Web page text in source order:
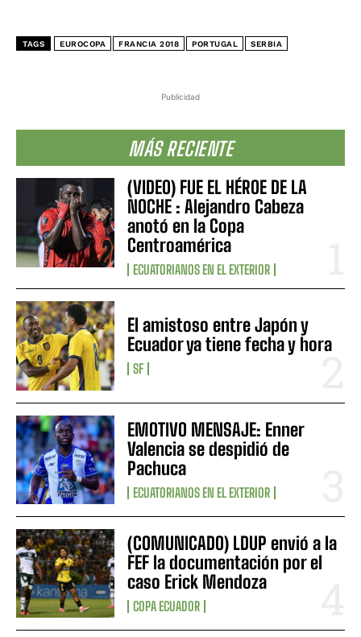
Publicidad
MÁS RECIENTE
(VIDEO) FUE EL HÉROE DE LA
NOCHE : Alejandro Cabeza
anotó en la Copa
Centroamérica
ECUATORIANOS EN EL EXTERIOR
El amistoso entre Japón y
Ecuador ya tiene fecha y hora
SF
EMOTIVO MENSAJE: Enner
Valencia se despidió de
Pachuca
ECUATORIANOS EN EL EXTERIOR
(COMUNICADO) LDUP envió a la
FEF la documentación por el
caso Erick Mendoza
COPA ECUADOR
TAGS EUROCOPA FRANCIA 2018 PORTUGAL SERBIA